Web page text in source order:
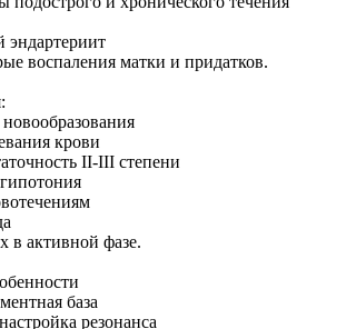
воспаления матки и придатков.
крови
II-III степени
в активной фазе.
база
резонанса